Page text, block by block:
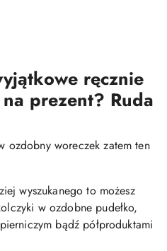
ręcznie
prezent? Ruda
ozdobny woreczek zatem ten
wyszukanego to możesz
w ozdobne pudełko,
bądź półproduktami